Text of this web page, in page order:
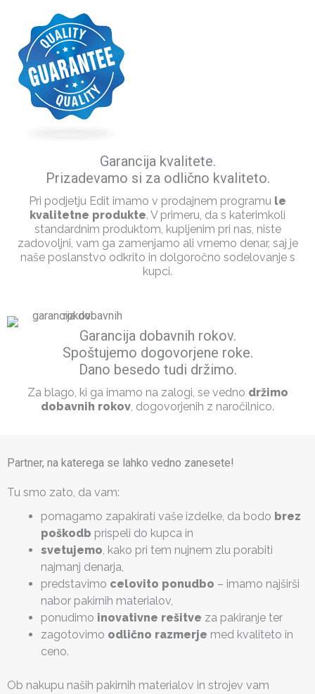
Garancija kvalitete.
Prizadevamo si za odlično kvaliteto.
Pri podjetju Edit imamo v prodajnem programu le
kvalitetne produkte. V primeru, da s katerimkoli
standardnim produktom, kupljenim pri nas, niste
zadovoljni, vam ga zamenjamo ali vrnemo denar, saj je
naše poslanstvo odkrito in dolgoročno sodelovanje s
kupci.
Garancija dobavnih rokov.
Spoštujemo dogovorjene roke.
Dano besedo tudi držimo.
Za blago, ki ga imamo na zalogi, se vedno držimo
dobavnih rokov, dogovorjenih z naročilnico.
Partner, na katerega se lahko vedno zanesete!
Tu smo zato, da vam:
pomagamo zapakirati vaše izdelke, da bodo brez
poškodb prispeli do kupca in
svetujemo , kako pri tem nujnem zlu porabiti
najmanj denarja,
predstavimo celovito ponudbo – imamo najširši
nabor pakirnih materialov,
ponudimo inovativne rešitve za pakiranje ter
zagotovimo odlično razmerje med kvaliteto in
ceno.
Ob nakupu naših pakirnih materialov in strojev vam